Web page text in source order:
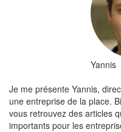
Yannis
Je me présente Yannis,
une entreprise de la place.
vous retrouvez des articles
importants pour les